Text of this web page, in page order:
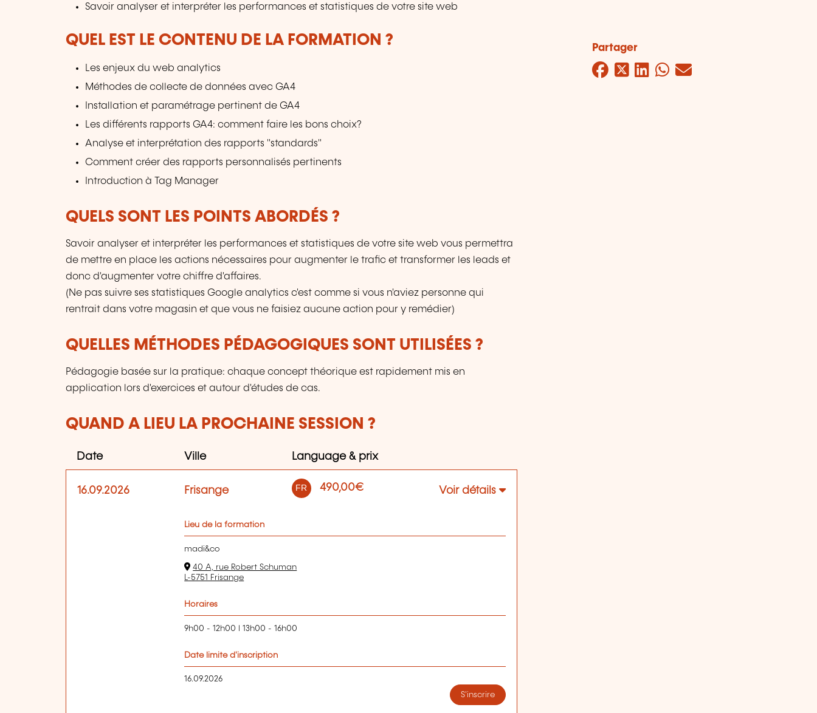
Savoir analyser et interpréter les performances et statistiques de votre site web
QUEL EST LE CONTENU DE LA FORMATION ?
Les enjeux du web analytics
Méthodes de collecte de données avec GA4
Installation et paramétrage pertinent de GA4
Les différents rapports GA4: comment faire les bons choix?
Analyse et interprétation des rapports "standards"
Comment créer des rapports personnalisés pertinents
Introduction à Tag Manager
QUELS SONT LES POINTS ABORDÉS ?
Savoir analyser et interpréter les performances et statistiques de votre site web vous permettra
de mettre en place les actions nécessaires pour augmenter le trafic et transformer les leads et
donc d'augmenter votre chiffre d'affaires.
(Ne pas suivre ses statistiques Google analytics c'est comme si vous n'aviez personne qui
rentrait dans votre magasin et que vous ne faisiez aucune action pour y remédier)
QUELLES MÉTHODES PÉDAGOGIQUES SONT UTILISÉES ?
Pédagogie basée sur la pratique: chaque concept théorique est rapidement mis en
application lors d'exercices et autour d'études de cas.
QUAND A LIEU LA PROCHAINE SESSION ?
Date Ville Language & prix
16.09.2026 Frisange FR 490,00€ Voir détails
Lieu de la formation
madi&co
40 A, rue Robert Schuman
L-5751 Frisange
Horaires
9h00 - 12h00 l 13h00 - 16h00
Date limite d'inscription
16.09.2026
S'inscrire
Partager
Facebook
Twitter
LinkedIn
WhatsApp
Mail